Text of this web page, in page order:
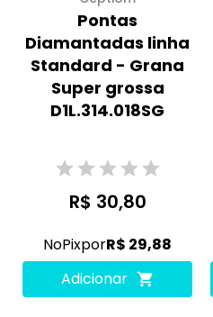
Pontas
Diamantadas linha
Standard - Grana
Super grossa
D1L.314.018SG
R$ 30,80
NoPixporR$ 29,88
Adicionar